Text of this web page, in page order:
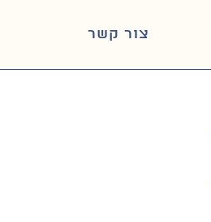
צור קשר